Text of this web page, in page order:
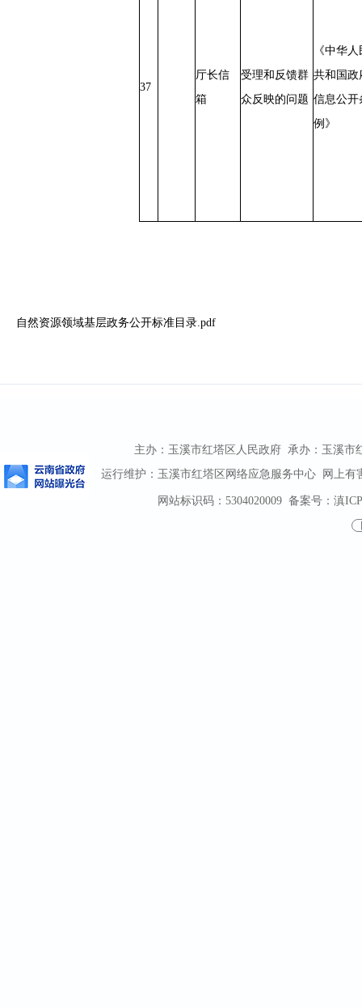
37
厅长信
箱
受理和反馈群
众反映的问题
《中华人
共和国政
信息公开
例》
自然资源领域基层政务公开标准目录.pdf
主办：玉溪市红塔区人民政府 承办：玉溪市
运行维护：玉溪市红塔区网络应急服务中心 网上有
网站标识码：5304020009备案号：滇